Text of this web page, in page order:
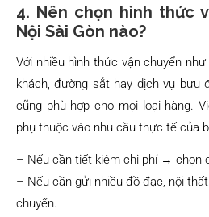
4. Nên chọn hình thức
Nội Sài Gòn nào?
Với nhiều hình thức vận chuyển
khách, đường sắt hay dịch vụ bưu
cũng phù hợp cho mọi loại hàng.
phụ thuộc vào nhu cầu thực tế của
– Nếu cần tiết kiệm chi phí → chọn
– Nếu cần gửi nhiều đồ đạc, nội
chuyến.